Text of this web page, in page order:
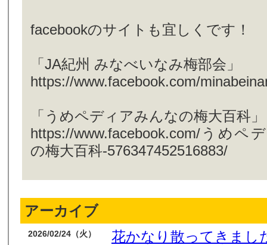
facebookのサイトも宜しくです！
「JA紀州 みなべいなみ梅部会」
https://www.facebook.com/
「うめペディアみんなの梅大百科」
https://www.facebook.com/うめペ
の梅大百科-576347452516883/
アーカイブ
2026/02/24（火） 花かなり散ってきま